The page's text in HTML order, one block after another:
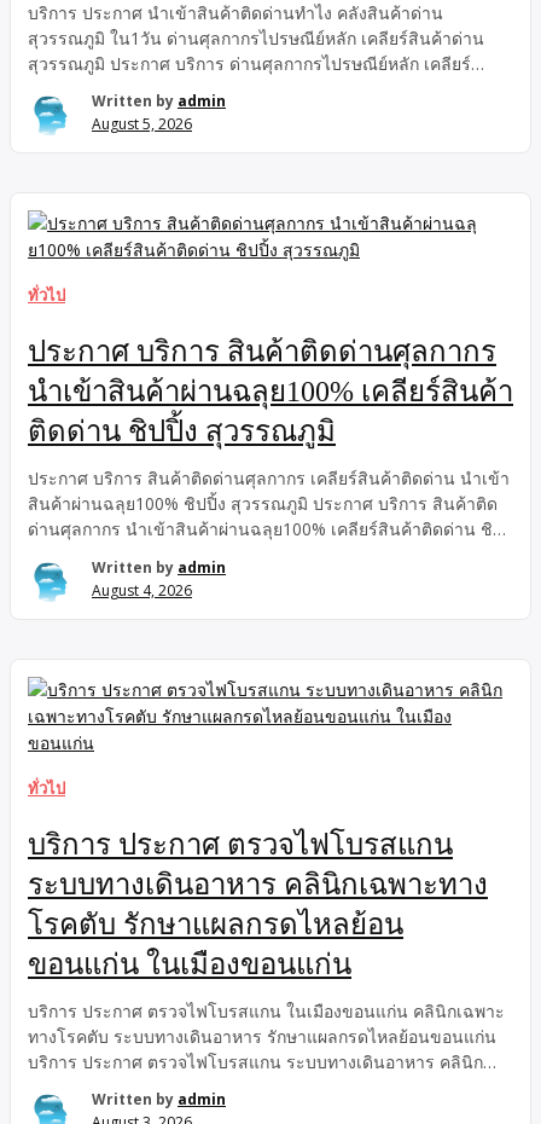
บริการ ประกาศ นำเข้าสินค้าติดด่านทำไง คลังสินค้าด่าน
สุวรรณภูมิ ใน1วัน ด่านศุลกากรไปรษณีย์หลัก เคลียร์สินค้าด่าน
สุวรรณภูมิ ประกาศ บริการ ด่านศุลกากรไปรษณีย์หลัก เคลียร์
สินค้าด่านสุวรรณภูมิ คลังสินค้าด่านสุวรรณภูมิ ใน1วัน นำเข้า
สินค้าติดด่านทำไง ประกาศ ใน1วัน คลังสินค้าด่านสุวรรณภูมิ ด่าน
ศุลกากรไปรษณีย์หลัก นำเข้าสินค้าติดด่านทำไง เคลียร์สินค้าด่าน
สุวรรณภูมิ ด่านศุลกากรไปรษณีย์หลัก ชิปปิ้งเคลียร์สินค้า ไปรษณีย์
EMS, นำเข้าสินค้าติดด่านทำไง เคลียร์สินค้าด่านสุวรรณภูมิ
ใน1วัน คลังสินค้าด่านสุวรรณภูมิ ด่านศุลกากรไปรษณีย์หลัก แก้ไว
ชิปปิ้ง เคลียร์สินค้าติดด่าน สุวรรณภูมิ นำเข้าสินค้า ผ่านฉลุย
สินค้าติดด่านศุลกากร สุวรรณภูมิ อย่างมืออาชีพชิปปิ้งแก้ปัญหา นำ
เข้าสินค้าติดด่าน แก้ไว รวดเร็ว ด่านศุลกากรไปรษณีย์หลัก […]
Written by admin
August 5, 2026
ทั่วไป
ประกาศ บริการ สินค้าติดด่านศุลกากร
นำเข้าสินค้าผ่านฉลุย100% เคลียร์สินค้า
ติดด่าน ชิปปิ้ง สุวรรณภูมิ
ประกาศ บริการ สินค้าติดด่านศุลกากร เคลียร์สินค้าติดด่าน นำเข้า
สินค้าผ่านฉลุย100% ชิปปิ้ง สุวรรณภูมิ ประกาศ บริการ สินค้าติด
ด่านศุลกากร นำเข้าสินค้าผ่านฉลุย100% เคลียร์สินค้าติดด่าน ชิป
ผ่านฉลุย100% สุวรรณภูมิ เคลียร์สินค้าติดด่าน บริการ แก้ปัญหา
สินค้าติดด่านศุลกากร สุวรรณภูมิ ชิปปิ้ง เคลียร์สินค้าติดด่าน
สุวรรณภูมิ รวดเร็ว ถูกต้องตามกฎหมายมั่นใจด้วยทีมงานผู้
เชี่ยวชาญ นำเข้าสินค้า ผ่านฉลุย100%ปรึกษาเคสด่วน โทร: 065-
615-5153 พร้อมดูแลตลอดกระบวนการสอบถามรายละเอียดเพิ่ม
เติมทาง Line: @jpcargoservice ได้ทันที แก้ปัญหาสินค้าติดด่าน
ศุลกากร สุวรรณภูมิ ชิปปิ้ง เคลียร์สินค้าติดด่าน สุวรรณภูมิ นำเข้า
สินค้า ด่วนจี๋กับ […]
Written by admin
August 4, 2026
ทั่วไป
บริการ ประกาศ ตรวจไฟโบรสแกน
ระบบทางเดินอาหาร คลินิกเฉพาะทาง
โรคตับ รักษาแผลกรดไหลย้อน
ขอนแก่น ในเมืองขอนแก่น
บริการ ประกาศ ตรวจไฟโบรสแกน ในเมืองขอนแก่น คลินิกเฉพาะ
ทางโรคตับ ระบบทางเดินอาหาร รักษาแผลกรดไหลย้อนขอนแก่น
บริการ ประกาศ ตรวจไฟโบรสแกน ระบบทางเดินอาหาร คลินิก
ขอนแก่น ในเมืองขอนแก่น บริการ รักษาแผลกรดไหลย้อนขอนแก่น
Written by admin